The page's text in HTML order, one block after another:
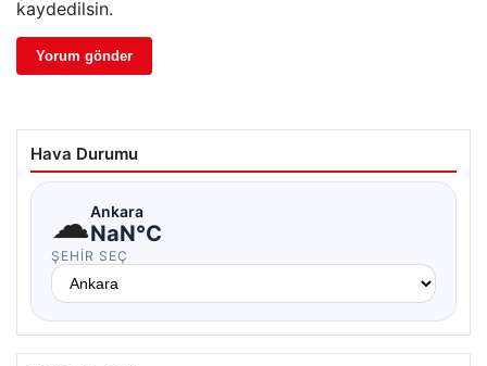
kaydedilsin.
Hava Durumu
☁Ankara
NaN°C
ŞEHIR SEÇ